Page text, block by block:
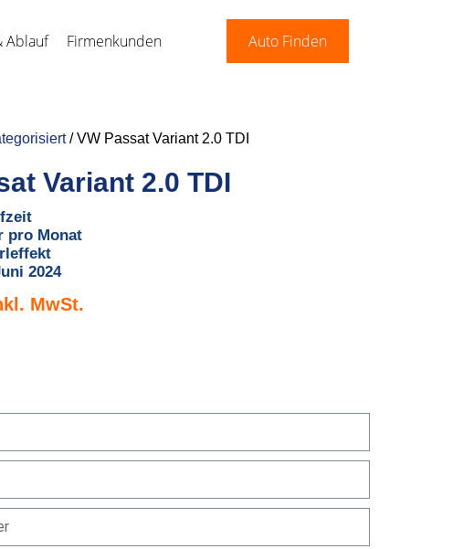
Ablauf Firmenkunden Auto Finden
/ VW Passat Variant 2.0 TDI
Variant 2.0 TDI
pro Monat
2024